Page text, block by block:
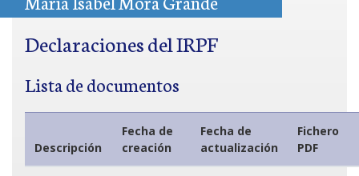
Declaraciones del IRPF
Lista de documentos
Descripción
Fecha de
creación
Fecha de
actualización
Fichero
PDF